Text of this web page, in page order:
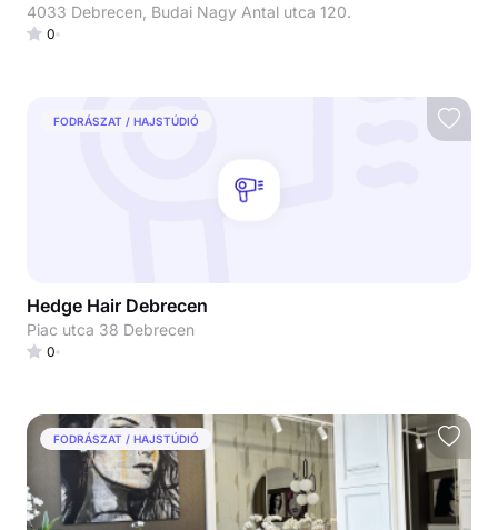
4033 Debrecen, Budai Nagy Antal utca 120.
0
FODRÁSZAT / HAJSTÚDIÓ
Hedge Hair Debrecen
Piac utca 38 Debrecen
0
FODRÁSZAT / HAJSTÚDIÓ